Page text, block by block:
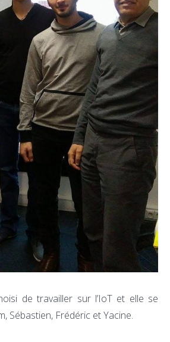
de travailler sur l’IoT et elle se
Sébastien, Frédéric et Yacine.